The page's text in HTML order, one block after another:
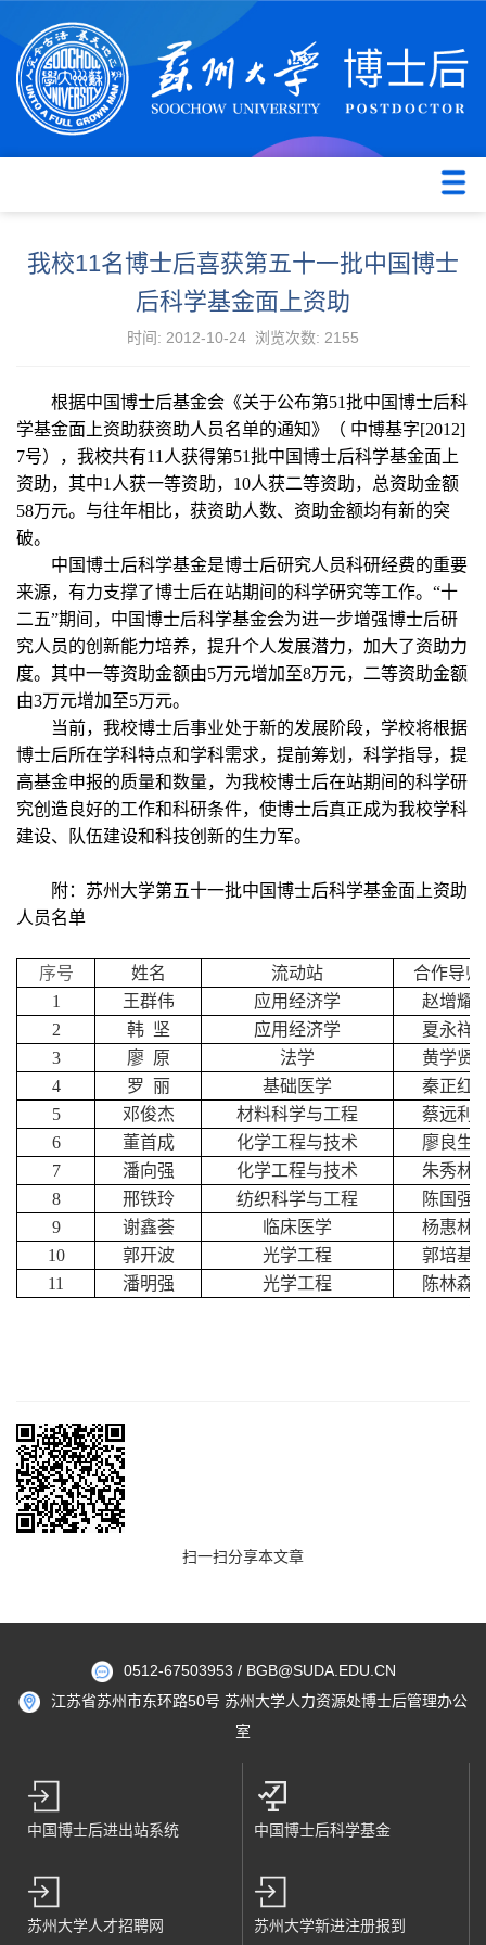
我校11名博士后喜获第五十一批中国博士
后科学基金面上资助
时间: 2012-10-24 浏览次数: 2155
根据中国博士后基金会《关于公布第51批中国博士后科
学基金面上资助获资助人员名单的通知》（ 中博基字[2012]
7号），我校共有11 人获得第51批中国博士后科学基金面上
资助，其中1 人获一等资助， 10人获二等资助，总资助金额
58万元。与往年相比，获资助人数、资助金额均有新的突
破。
中国博士后科学基金是博士后研究人员科研经费的重要
来源，有力支撑了博士后在站期间的科学研究等工作。“十
二五”期间，中国博士后科学基金会为进一步增强博士后研
究人员的创新能力培养，提升个人发展潜力，加大了资助力
度。其中一等资助金额由5万元增加至8万元，二等资助金额
由3万元增加至5万元。
当前，我校博士后事业处于新的发展阶段，学校将根据
博士后所在学科特点和学科需求，提前筹划，科学指导，提
高基金申报的质量和数量，为我校博士后在站期间的科学研
究创造良好的工作和科研条件，使博士后真正成为我校学科
建设、队伍建设和科技创新的生力军。
附：苏州大学第五十一批中国博士后科学基金面上资助
人员名单
序号 姓名 流动站
合作导师
1
王群伟 应用经济学
赵增耀
2
韩 坚 应用经济学
夏永祥
3
廖 原 法学
黄学贤
4
罗 丽 基础医学
秦正红
5
邓俊杰 材料科学与工程
蔡远利
6
董首成 化学工程与技术
廖良生
7
潘向强 化学工程与技术
朱秀林
8
邢铁玲 纺织科学与工程
陈国强
9
谢鑫荟 临床医学
杨惠林
10
郭开波 光学工程
郭培基
11
潘明强 光学工程
陈林森
扫一扫分享本文章
0512-67503953 / BGB@SUDA.EDU.CN
江苏省苏州市东环路50号 苏州大学人力资源处博士后管理办公
室
中国博士后进出站系统 中国博士后科学基金
苏州大学人才招聘网 苏州大学新进注册报到